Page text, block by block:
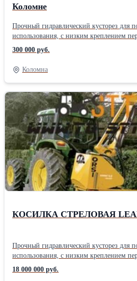
Коломне
Прочный гидравлический кусторез для
использования, с низким креплением
предназначен для проведения работ с
внутрь и на увеличенном боковом
гидравлической системой вращения с
клапаном. Литое основание с 3-годовой
кустореза может комплектоваться
300 000 руб.
Коломна
КОСИЛКА СТРЕЛОВАЯ
Прочный гидравлический кусторез для
использования, с низким креплением
предназначен для проведения работ с
внутрь и на увеличенном боковом
18 000 000 руб.